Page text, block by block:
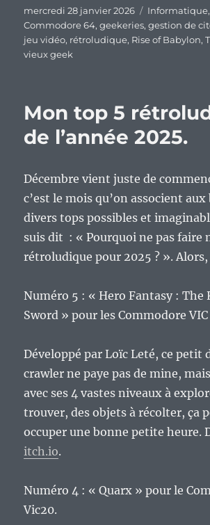
Publié
le
mercredi 28 janvier 2026 Catégories
Informatique
Commodore 64,geekeries,gestion de
jeu vidéo, rétroludique, Rise of Babylon,
vieux geek
Mon top 5
de l’année 2025.
Décembre vient juste de
c’est le mois qu’on associent
divers tops possibles et
suis dit : « Pourquoi ne pas faire
rétroludique pour 2025 ? ».
Numéro 5 : « Hero Fantasy : The
Sword » pour les Commodore VIC
Développé par Loïc Leté, ce petit
crawler ne paye pas de mine,
avec ses 4 vastes niveaux à
trouver, des objets à récolter, ça
occuper une bonne petite heure.
itch.io.
Numéro 4 : « Quarx » pour le
Vic20.